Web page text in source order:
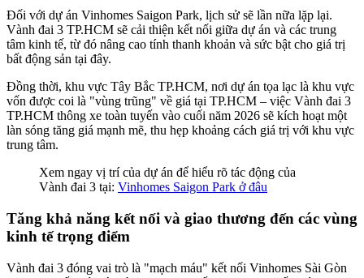
Đối với dự án Vinhomes Saigon Park, lịch sử sẽ lần nữa lặp lại.
Vành đai 3 TP.HCM sẽ cải thiện kết nối giữa dự án và các trung
tâm kinh tế, từ đó nâng cao tính thanh khoản và sức bật cho giá trị
bất động sản tại đây.
Đồng thời, khu vực Tây Bắc TP.HCM, nơi dự án tọa lạc là khu vực
vốn được coi là "vùng trũng" về giá tại TP.HCM – việc Vành đai 3
TP.HCM thông xe toàn tuyến vào cuối năm 2026 sẽ kích hoạt một
làn sóng tăng giá mạnh mẽ, thu hẹp khoảng cách giá trị với khu vực
trung tâm.
Xem ngay vị trí của dự án để hiểu rõ tác động của
Vành đai 3 tại: Vinhomes Saigon Park ở đâu
Tăng khả năng kết nối và giao thương đến các vùng
kinh tế trọng điểm
Vành đai 3 đóng vai trò là "mạch máu" kết nối Vinhomes Sài Gòn